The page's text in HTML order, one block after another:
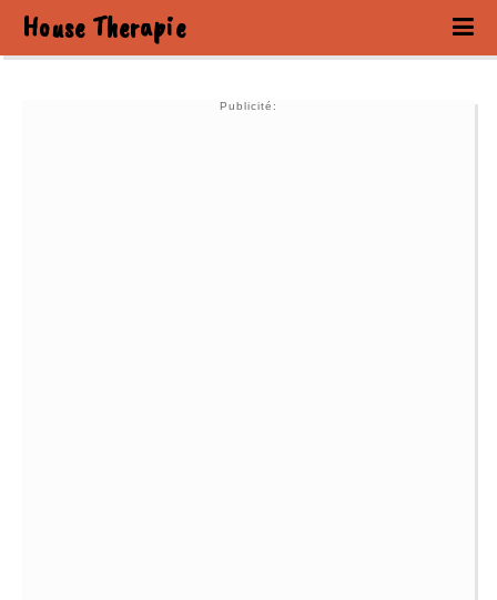
House Therapie
Publicité: